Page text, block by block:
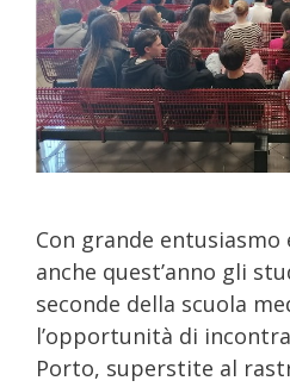
Con grande
anche quest’anno gli
seconde della scuola
l’opportunità di
Porto, superstite al